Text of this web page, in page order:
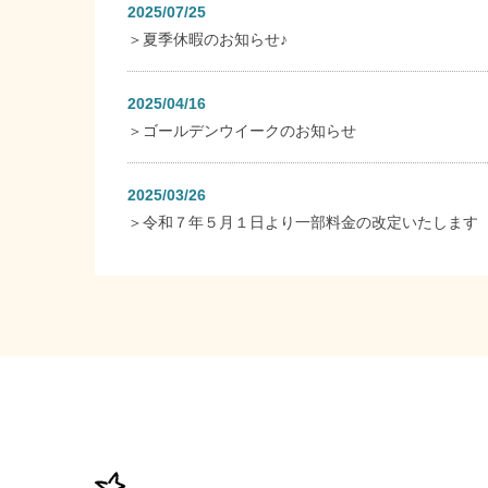
2025/07/25
＞ 夏季休暇のお知らせ♪
2025/04/16
＞ ゴールデンウイークのお知らせ
2025/03/26
＞令和７年５月１日より一部料金の改定いたします